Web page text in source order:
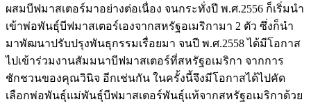
ผสมบีฟมาสเตอร์มาอย่างต่อเนื่อง จนกระทั่งปี พ.ศ.2556 ก็เริ่มนำ
เข้าพ่อพันธุ์บีฟมาสเตอร์เองจากสหรัฐอเมริกามา 2 ตัว ซึ่งก็นำ
มาพัฒนาปรับปรุงพันธุกรรมเรื่อยมา จนปี พ.ศ.2558 ได้มีโอกาส
ไปเข้าร่วมงานสัมมนาบีฟมาสเตอร์ที่สหรัฐอเมริกา จากการ
ชักชวนของคุณวินิจ อีกเช่นกัน ในครั้งนี้จึงมีโอกาสได้ไปคัด
เลือกพ่อพันธุ์แม่พันธุ์บีฟมาสเตอร์พันธุ์แท้จากสหรัฐอเมริกาด้วย